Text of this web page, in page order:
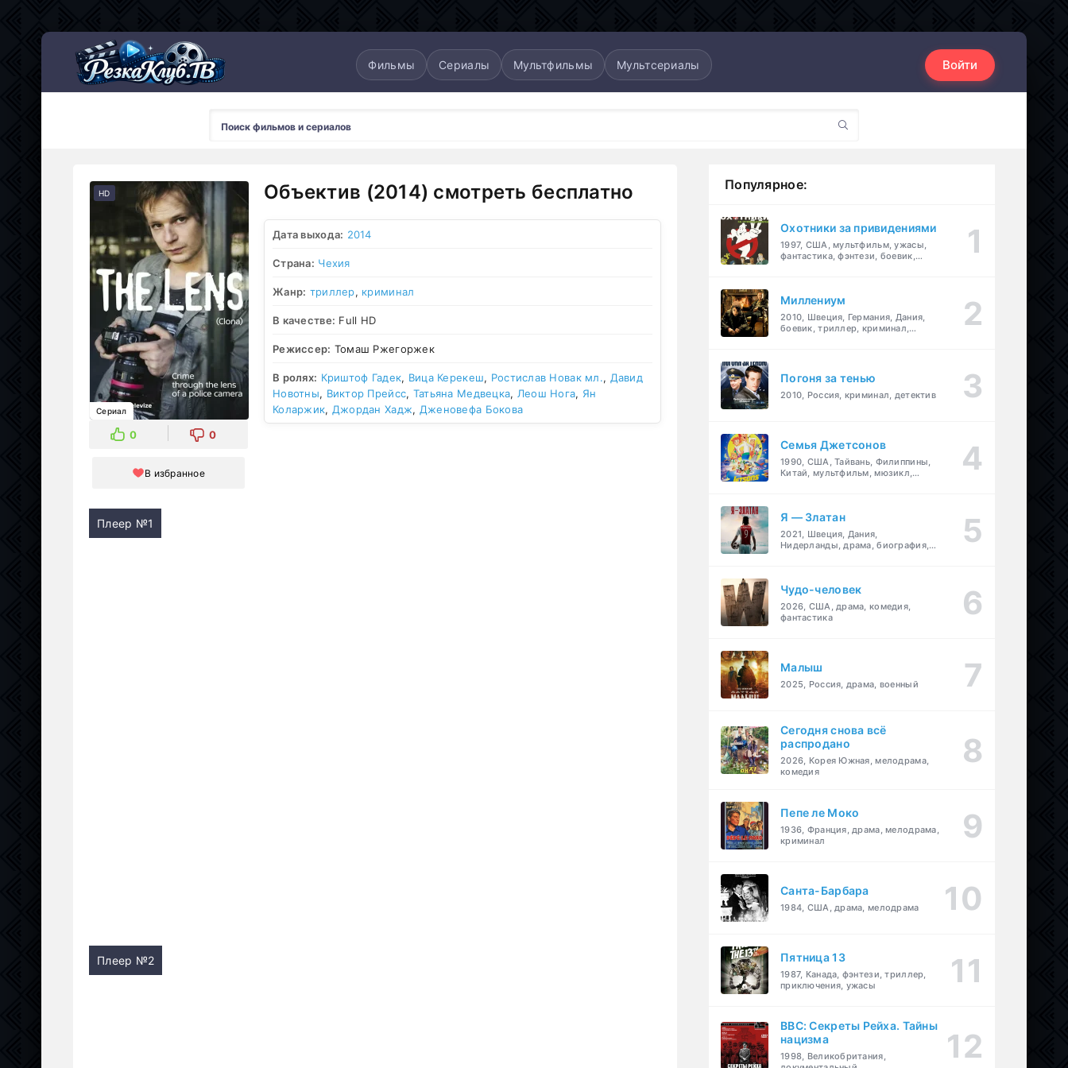
Фильмы Сериалы Мультфильмы Мультсериалы Войти
HD
Сериал
0 0
В избранное
Объектив (2014) смотреть бесплатно
Дата выхода: 2014
Страна: Чехия
Жанр: триллер, криминал
В качестве: Full HD
Режиссер: Томаш Ржегоржек
В ролях: Криштоф Гадек, Вица Керекеш, Ростислав Новак мл., Давид
Новотны, Виктор Прейсс, Татьяна Медвецка, Леош Нога, Ян
Коларжик, Джордан Хадж, Дженовефа Бокова
Плеер №1
Плеер №2
Популярное:
Охотники за привидениями
1997, США, мультфильм, ужасы,
фантастика, фэнтези, боевик,
Миллениум
2010, Швеция, Германия, Дания,
боевик, триллер, криминал,
Погоня за тенью
2010, Россия, криминал, детектив
Семья Джетсонов
1990, США, Тайвань, Филиппины,
Китай, мультфильм, мюзикл,
Я — Златан
2021, Швеция, Дания,
Нидерланды, драма, биография,
Чудо-человек
2026, США, драма, комедия,
фантастика
Малыш
2025, Россия, драма, военный
Сегодня снова всё
распродано
2026, Корея Южная, мелодрама,
комедия
Пепе ле Моко
1936, Франция, драма, мелодрама,
криминал
Санта-Барбара
1984, США, драма, мелодрама
Пятница 13
1987, Канада, фэнтези, триллер,
приключения, ужасы
BBC: Секреты Рейха. Тайны
нацизма
1998, Великобритания,
Мультсериалы